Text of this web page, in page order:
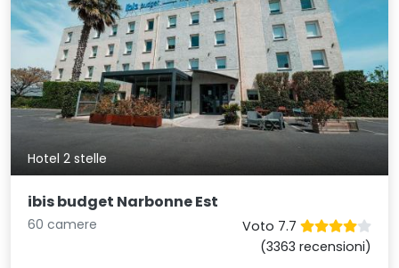
Hotel 2 stelle
ibis budget Narbonne Est
60 camere
Voto 7.7
(3363 recensioni)